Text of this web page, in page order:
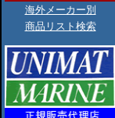
海外メーカー別
商品リスト検索